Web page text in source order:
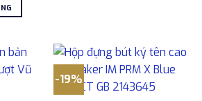
₫.
-19%